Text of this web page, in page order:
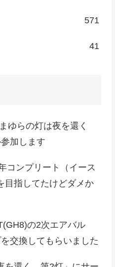
571
41
ゆらの灯は夜を還く
加します
コンプリート（イース
目指してたけどダメか
の2次エアバル
交換してもらいました